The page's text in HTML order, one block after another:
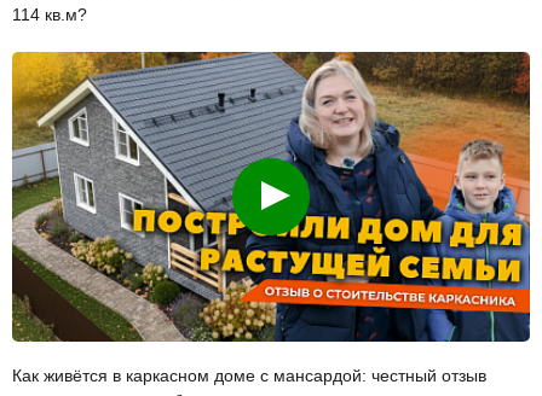
114 кв.м?
Смотреть
Как живётся в каркасном доме с мансардой: честный отзыв